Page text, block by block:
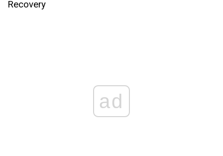
Recovery
ad